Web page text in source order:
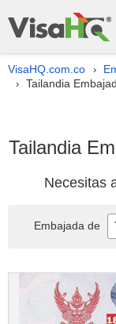
VisaHQ.com.co ›
› Tailandia
Tailandia
Necesitas
Embajada de